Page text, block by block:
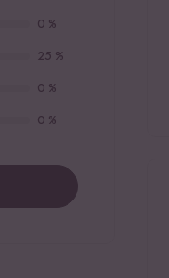
0 %
25 %
0 %
0 %